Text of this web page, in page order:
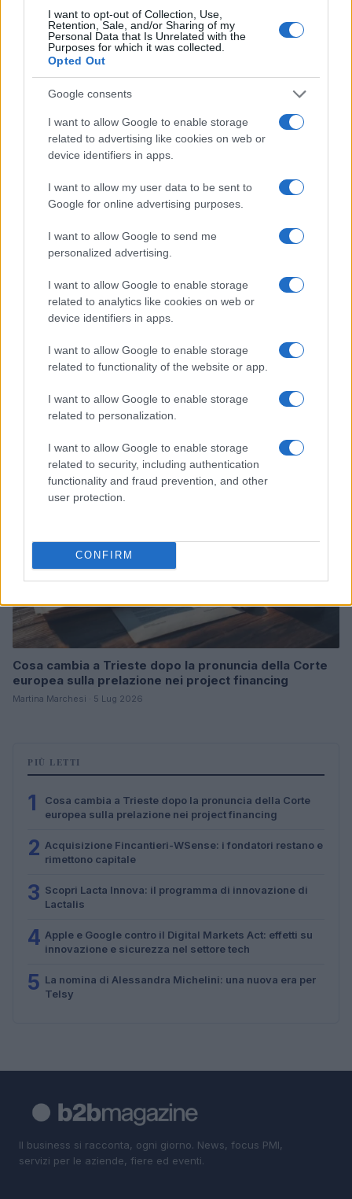
I want to opt-out of Collection, Use,
Retention, Sale, and/or Sharing of my
Personal Data that Is Unrelated with the
Purposes for which it was collected.
Opted Out
Google consents
I want to allow Google to enable storage
related to advertising like cookies on web or
device identifiers in apps.
I want to allow my user data to be sent to
Google for online advertising purposes.
I want to allow Google to send me
personalized advertising.
I want to allow Google to enable storage
related to analytics like cookies on web or
device identifiers in apps.
I want to allow Google to enable storage
related to functionality of the website or app.
I want to allow Google to enable storage
related to personalization.
I want to allow Google to enable storage
related to security, including authentication
functionality and fraud prevention, and other
user protection.
CONFIRM
Ripensare le tecnologie umanitarie oltre i criteri dei
Martina Marchesi · 10 Lug 2026
B2B NEWS
Acquisizione Fincantieri-WSense: i fondatori restano
e rimettono capitale
Linda Pellegrini · 7 Lug 2026
B2B NEWS
Cosa cambia a Trieste dopo la pronuncia della Corte
europea sulla prelazione nei project financing
Martina Marchesi · 5 Lug 2026
PIÙ LETTI
1
Cosa cambia a Trieste dopo la pronuncia della Corte
europea sulla prelazione nei project financing
2 Acquisizione Fincantieri-WSense: i fondatori restano e
rimettono capitale
3 Scopri Lacta Innova: il programma di innovazione di
Lactalis
4 Apple e Google contro il Digital Markets Act: effetti su
innovazione e sicurezza nel settore tech
5 La nomina di Alessandra Michelini: una nuova era per
Telsy
Il business si racconta, ogni giorno. News, focus PMI,
servizi per le aziende, fiere ed eventi.